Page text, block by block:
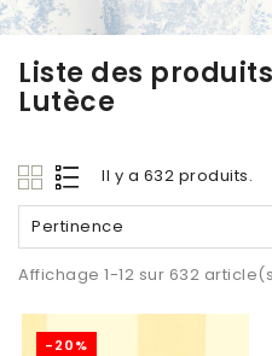
Liste des
Lutèce
Il y a 632 produits.
Pertinence
Affichage 1-12 sur 632
-20%